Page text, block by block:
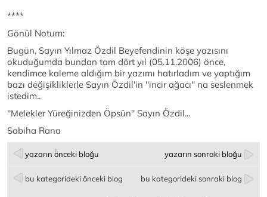
****
Gönül Notum:
Bugün, Sayın Yılmaz Özdil Beyefendinin köşe yazısını
okuduğumda bundan tam dört yıl (05.11.2006) önce,
kendimce kaleme aldığım bir yazımı hatırladım ve yaptığım
bazı değişikliklerle Sayın Özdil'in ''incir ağacı'' na seslenmek
istedim..
''Melekler Yüreğinizden Öpsün'' Sayın Özdil...
Sabiha Rana
yazarın önceki bloğu yazarın sonraki bloğu
bu kategorideki önceki blog bu kategorideki sonraki blog